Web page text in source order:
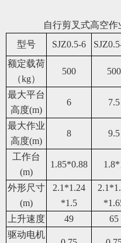
自行剪叉式高空作
型号
SJZ0.5-6 SJZ
额定载荷
（kg）
500 500
最大平台
高度(m)
6 7.5
最大作业
高度(m)
8 9.5
工作台
(m)
1.85*0.88
外形尺寸
(m)
2.1 *1.24
*1.5
2.1
*1.6
上升速度
49 65
驱动电机